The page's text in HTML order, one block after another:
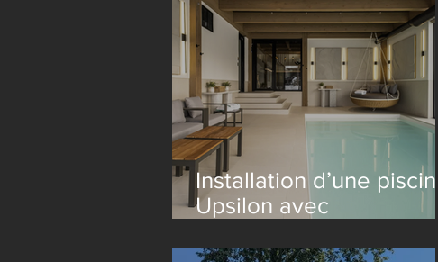
Installation d’une piscine
Upsilon avec